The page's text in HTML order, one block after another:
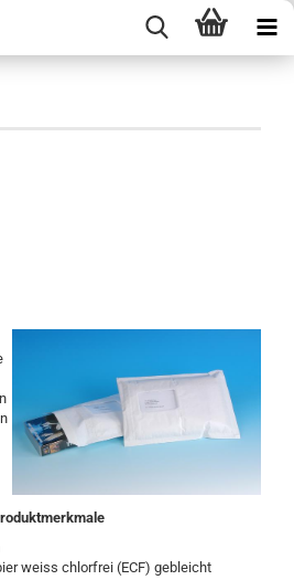
weiss chlorfrei (ECF) gebleicht